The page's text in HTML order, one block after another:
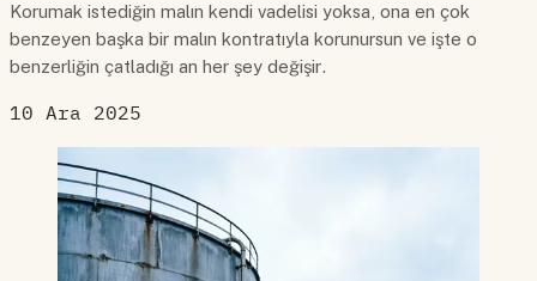
Korumak istediğin malın kendi vadelisi yoksa, ona en çok
benzeyen başka bir malın kontratıyla korunursun ve işte o
benzerliğin çatladığı an her şey değişir.
10 Ara 2025